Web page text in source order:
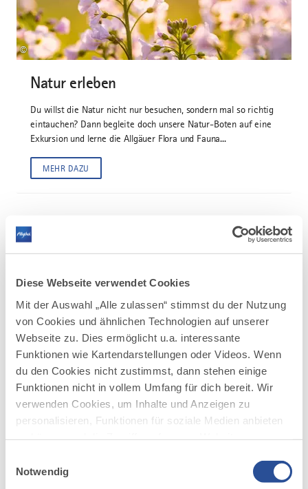
Diese Webseite verwendet Cookies
Mit der Auswahl „Alle zulassen“ stimmst du der Nutzung
von Cookies und ähnlichen Technologien auf unserer
Webseite zu. Dies ermöglicht u.a. interessante
Funktionen wie Kartendarstellungen oder Videos. Wenn
du den Cookies nicht zustimmst, dann stehen einige
Funktionen nicht in vollem Umfang für dich bereit. Wir
verwenden Cookies, um Inhalte und Anzeigen zu
personalisieren, Funktionen für soziale Medien anbieten
deiner Verwendung unserer Website an unsere Partner
Notwendig
©
Natur erleben
Du willst die Natur nicht nur besuchen, sondern mal so richtig
eintauchen? Dann begleite doch unsere Natur-Boten auf eine
Exkursion und lerne die Allgäuer Flora und Fauna...
MEHR DAZU
THEMA
©
Radfahren im Allgäu
Über sanfte Höhen durch weite Täler, dem Fluß folgen oder
doch den Pass hoch: Nimm dein Rad und spüre deine Energie.
Vor allem aber: genieße die Landschaft beim Radfahren...